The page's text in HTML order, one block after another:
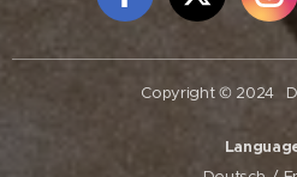
Free Social Icons
Copyright © 2024